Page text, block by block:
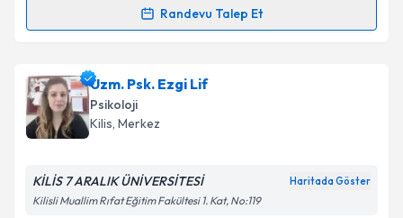
Randevu Talep Et
takvim hazırlandığında e-posta ile bilgilendireceğiz.
E-posta Adresiniz
Kişisel verilerimin işlenmesine ilişkin
Uzm. Psk. Ezgi Lif
Psikoloji
Kilis, Merkez
KİLİS 7 ARALIK ÜNİVERSİTESİ Haritada Göster
Kilisli Muallim Rıfat Eğitim Fakültesi 1. Kat, No:119